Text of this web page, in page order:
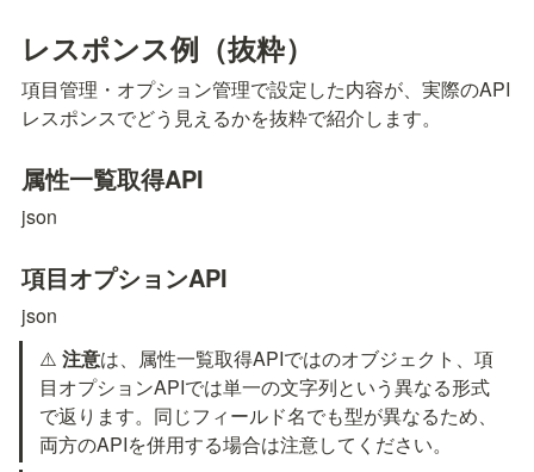
レスポンス例（抜粋）
項目管理・オプション管理で設定した内容が、実際のAPI
レスポンスでどう見えるかを抜粋で紹介します。
属性一覧取得API
json
項目オプションAPI
json
⚠️ 注意は、属性一覧取得APIではのオブジェクト、項
目オプションAPIでは単一の文字列という異なる形式
で返ります。同じフィールド名でも型が異なるため、
両方のAPIを併用する場合は注意してください。